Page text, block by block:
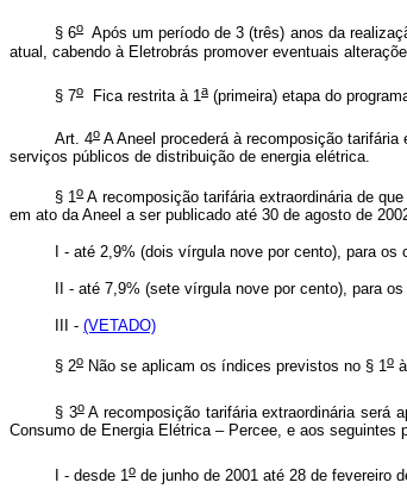
§ 6o Após um período de 3 (três) anos da
atual, cabendo à Eletrobrás promover eventuais
§ 7o Fica restrita à 1a (primeira) etapa do
Art. 4o A Aneel procederá à recomposição
serviços públicos de distribuição de energia elétrica.
§ 1oA recomposição tarifária extraordinária de
em ato da Aneel a ser publicado até 30 de agosto de
I - até 2,9% (dois vírgula nove por cento), para
II - até 7,9% (sete vírgula nove por cento), para
III - (VETADO)
§ 2o Não se aplicam os índices previstos no § 1o
§ 3oA recomposição tarifária extraordinária será
Consumo de Energia Elétrica – Percee, e aos seguintes
I - desde 1o de junho de 2001 até 28 de fevereiro